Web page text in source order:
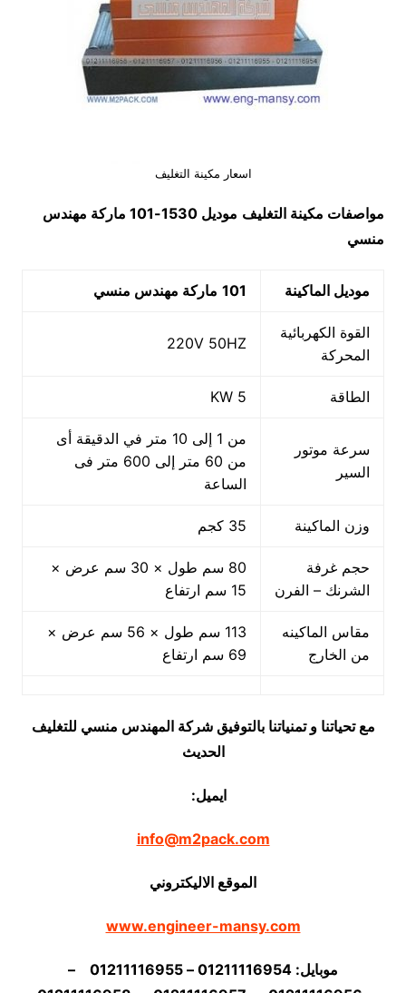
اسعار مكينة التغليف
مواصفات مكينة التغليف
موديل 1530-101 ماركة مهندس
منسي
موديل الماكينة 101 ماركة مهندس منسي
القوة الكهربائية
المحركة
220V 50HZ
الطاقة 5 KW
سرعة موتور
السير
من 1 إلى 10 متر في الدقيقة أى
من 60 متر إلى 600 متر فى
الساعة
وزن الماكينة 35 كجم
حجم غرفة
الشرنك – الفرن
80 سم طول × 30 سم عرض ×
15 سم ارتفاع
مقاس الماكينه
من الخارج
113 سم طول × 56 سم عرض ×
69 سم ارتفاع
مع تحياتنا و تمنياتنا بالتوفيق شركة المهندس منسي للتغليف
الحديث
ايميل:
info@m2pack.com
الموقع الاليكتروني
www.engineer-mansy.com
موبايل: 01211116954 – 01211116955 –